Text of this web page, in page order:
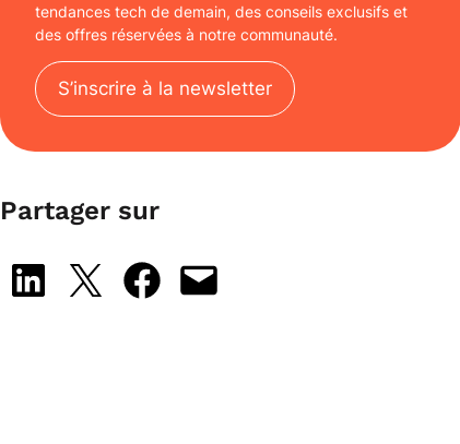
tendances tech de demain, des conseils exclusifs et
des offres réservées à notre communauté.
S’inscrire à la newsletter
Partager sur
Share on LinkedIn
Share on X Share on Facebook
Email this Page